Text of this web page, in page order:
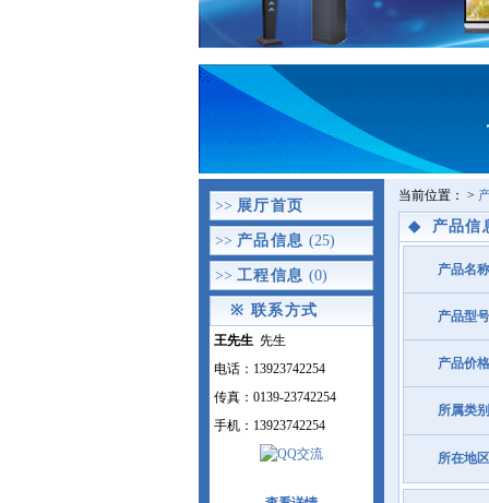
>> 展厅首页
>> 产品信息 (25)
>> 工程信息 (0)
※ 联系方式
王先生 先生
电话：13923742254
传真：0139-23742254
手机：13923742254
当前位置： >
◆ 产品信
产品名称
产品型号
产品价格
所属类别
所在地区